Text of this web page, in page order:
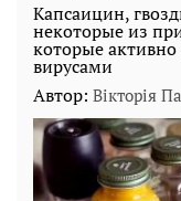
Капсаицин,
некоторые из
которые
вирусами
Автор: Вікторія